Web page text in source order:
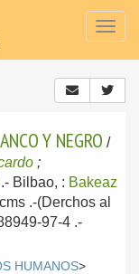
Y NEGRO /
;
.- Bilbao, : Bakeaz
.-(Derchos al
97-4 .-
HUMANOS>